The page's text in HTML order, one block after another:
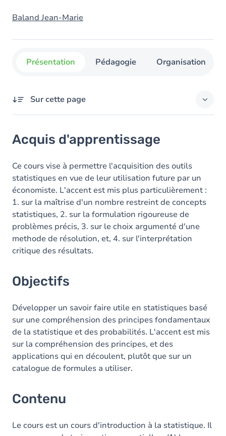
Baland Jean-Marie
Présentation Pédagogie Organisation
Sur cette page
Objectifs
Contenu
Exercices
Acquis d'apprentissage
Ce cours vise à permettre l'acquisition des outils
statistiques en vue de leur utilisation future par un
économiste. L'accent est mis plus particulièrement :
1. sur la maîtrise d'un nombre restreint de concepts
statistiques, 2. sur la formulation rigoureuse de
problèmes précis, 3. sur le choix argumenté d'une
methode de résolution, et, 4. sur l'interprétation
critique des résultats.
Objectifs
Développer un savoir faire utile en statistiques basé
sur une compréhension des principes fondamentaux
de la statistique et des probabilités. L'accent est mis
sur la compréhension des principes, et des
applications qui en découlent, plutôt que sur un
catalogue de formules a utiliser.
Contenu
Le cours est un cours d'introduction à la statistique. Il